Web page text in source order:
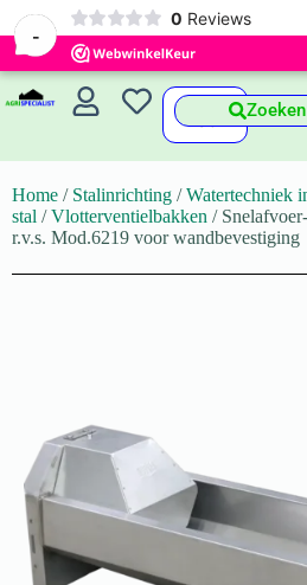
-
0 Reviews
Zoeken
Home / Stalinrichting /Watertechniek
stal /Vlotterventielbakken /
r.v.s. Mod.6219 voor wandbevestiging